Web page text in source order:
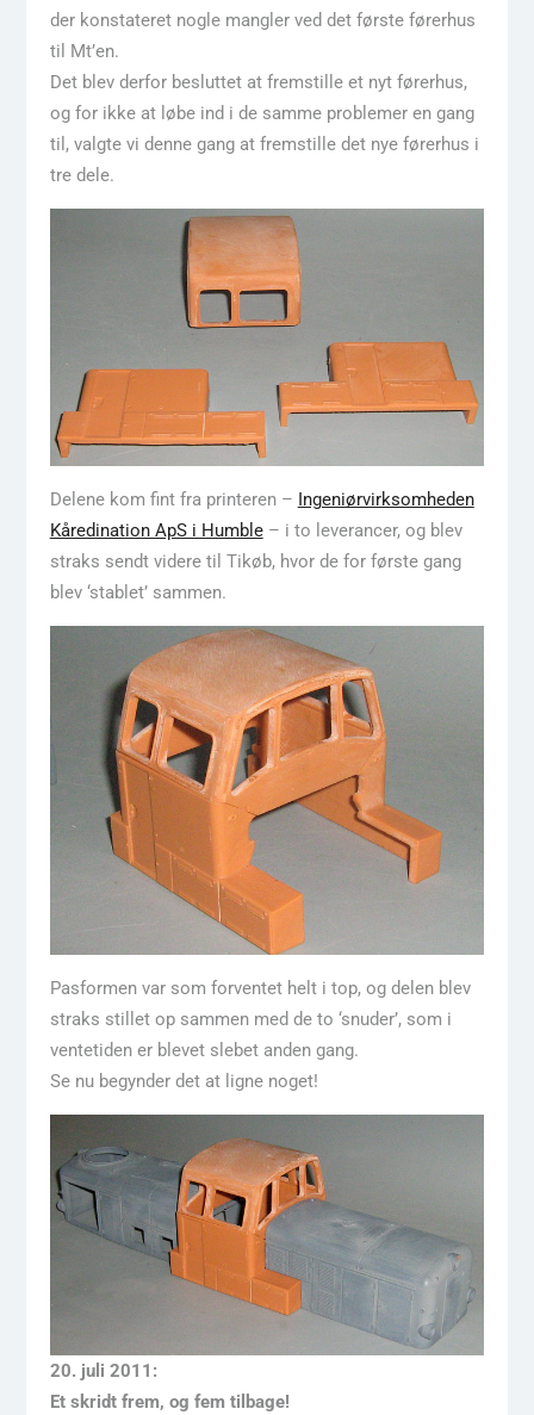
der konstateret nogle mangler ved det første førerhus
til Mt’en.
Det blev derfor besluttet at fremstille et nyt førerhus,
og for ikke at løbe ind i de samme problemer en gang
til, valgte vi denne gang at fremstille det nye førerhus i
tre dele.
Delene kom fint fra printeren – Ingeniørvirksomheden
Kåredination ApS i Humble– i to leverancer, og blev
straks sendt videre til Tikøb, hvor de for første gang
blev ‘stablet’ sammen.
Pasformen var som forventet helt i top, og delen blev
straks stillet op sammen med de to ‘snuder’, som i
ventetiden er blevet slebet anden gang.
Se nu begynder det at ligne noget!
20. juli 2011:
Et skridt frem, og fem tilbage!